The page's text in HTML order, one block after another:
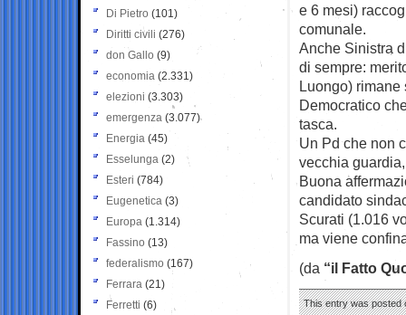
e 6 mesi)
comunale.
Anche Sinistra
di sempre:
Luongo) rimane
Democratico
tasca.
Un Pd che non
vecchia
Buona
candidato
Scurati (1.016
ma viene
(da “il Fatto
This entry was posted
Di Pietro (101)
Diritti civili (276)
don Gallo (9)
economia (2.331)
elezioni (3.303)
emergenza (3.077)
Energia (45)
Esselunga (2)
Esteri (784)
Eugenetica (3)
Europa (1.314)
Fassino (13)
federalismo (167)
Ferrara (21)
Ferretti (6)